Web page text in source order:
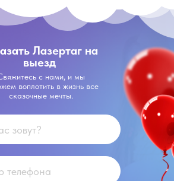
Лазертаг на
выезд
с нами, и мы
воплотить в жизнь все
сказочные мечты.